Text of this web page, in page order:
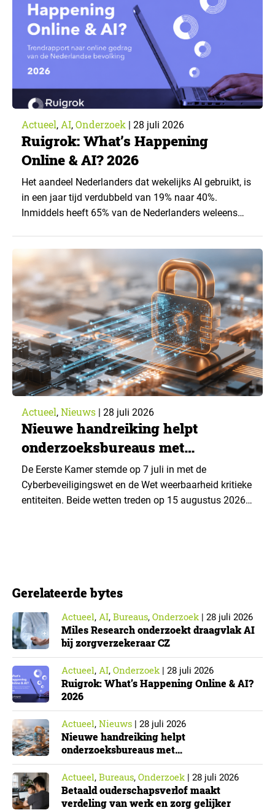
Actueel, AI, Onderzoek | 28 juli 2026
Ruigrok: What’s Happening
Online & AI? 2026
Het aandeel Nederlanders dat wekelijks AI gebruikt, is
in een jaar tijd verdubbeld van 19% naar 40%.
Inmiddels heeft 65% van de Nederlanders weleens
van What’s Happening Online & AI? 2026, het
jaarlijkse trendrapport van Ruigrok onderzoek &
advies over…
Actueel, Nieuws | 28 juli 2026
Nieuwe handreiking helpt
onderzoeksbureaus met
Cyberbeveiligingswet
De Eerste Kamer stemde op 7 juli in met de
Cyberbeveiligingswet en de Wet weerbaarheid kritieke
entiteiten. Beide wetten treden op 15 augustus 2026
onderzoeksorganisatie. De toepasselijkheid…
Gerelateerde bytes
Actueel, AI, Bureaus, Onderzoek| 28 juli 2026
Miles Research onderzoekt draagvlak AI
bij zorgverzekeraar CZ
Actueel, AI, Onderzoek| 28 juli 2026
Ruigrok: What’s Happening Online & AI?
2026
Actueel, Nieuws | 28 juli 2026
Nieuwe handreiking helpt
onderzoeksbureaus met
Cyberbeveiligingswet
Actueel, Bureaus, Onderzoek| 28 juli 2026
Betaald ouderschapsverlof maakt
verdeling van werk en zorg gelijker